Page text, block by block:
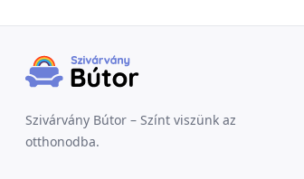
Szivárvány Bútor – Színt viszünk az
otthonodba.